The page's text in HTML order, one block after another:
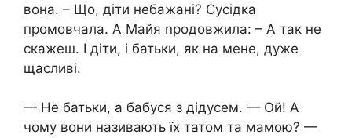
вона. – Що, діти небажані? Сусідка
промовчала. А Майя nродовжила: – А так не
скажеш. І діти, і батьки, як на мене, дуже
щасливі.
— Не батьки, а бабуся з дідусем. — Ой! А
чому вони називають їх татом та мамою? —